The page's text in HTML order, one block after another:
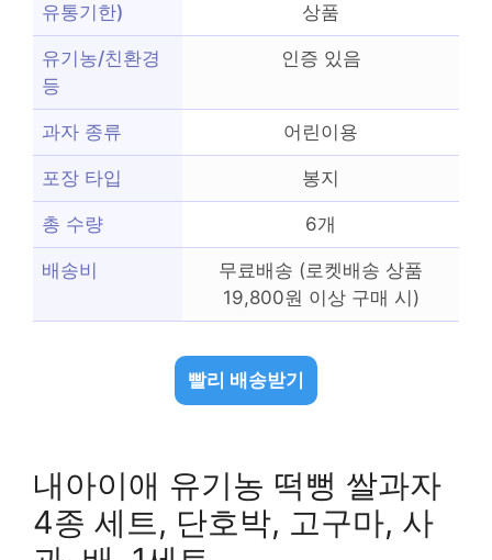
유통기한)
상품
유기농/친환경
등
인증 있음
과자 종류 어린이용
포장 타입 봉지
총 수량 6개
배송비
무료배송 (로켓배송 상품
19,800원 이상 구매 시)
빨리 배송받기
내아이애 유기농 떡뻥 쌀과자
4종 세트, 단호박, 고구마, 사